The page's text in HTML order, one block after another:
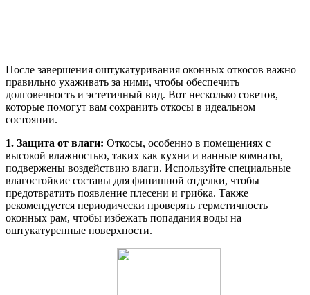
После завершения оштукатуривания оконных откосов важно
правильно ухаживать за ними, чтобы обеспечить
долговечность и эстетичный вид. Вот несколько советов,
которые помогут вам сохранить откосы в идеальном
состоянии.
1. Защита от влаги: Откосы, особенно в помещениях с
высокой влажностью, таких как кухни и ванные комнаты,
подвержены воздействию влаги. Используйте специальные
влагостойкие составы для финишной отделки, чтобы
предотвратить появление плесени и грибка. Также
рекомендуется периодически проверять герметичность
оконных рам, чтобы избежать попадания воды на
оштукатуренные поверхности.